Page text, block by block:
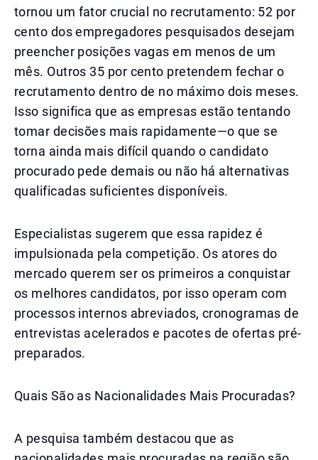
tornou um fator crucial no recrutamento: 52 por
cento dos empregadores pesquisados desejam
preencher posições vagas em menos de um
mês. Outros 35 por cento pretendem fechar o
recrutamento dentro de no máximo dois meses.
Isso significa que as empresas estão tentando
tomar decisões mais rapidamente—o que se
torna ainda mais difícil quando o candidato
procurado pede demais ou não há alternativas
qualificadas suficientes disponíveis.
Especialistas sugerem que essa rapidez é
impulsionada pela competição. Os atores do
mercado querem ser os primeiros a conquistar
os melhores candidatos, por isso operam com
processos internos abreviados, cronogramas de
entrevistas acelerados e pacotes de ofertas pré-
preparados.
Quais São as Nacionalidades Mais Procuradas?
A pesquisa também destacou que as